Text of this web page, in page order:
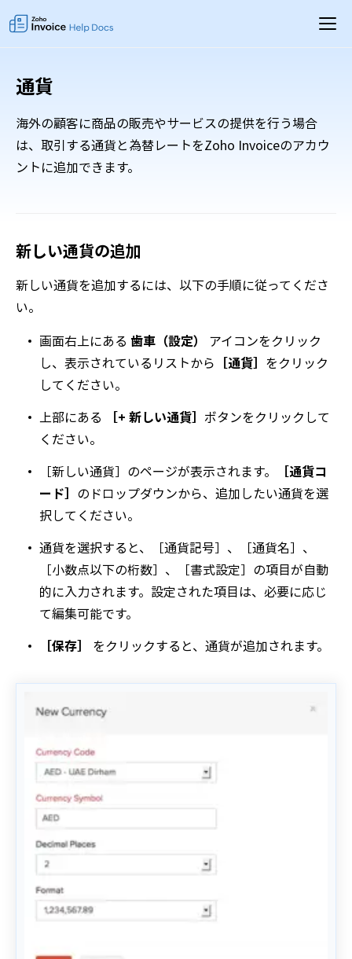
通貨
海外の顧客に商品の販売やサービスの提供を行う場合
は、取引する通貨と為替レートをZoho Invoiceのアカウ
ントに追加できます。
新しい通貨の追加
新しい通貨を追加するには、以下の手順に従ってくださ
い。
画面右上にある 歯車（設定）
アイコンをクリック
し、表示されているリストから ［通貨］ をクリック
してください。
上部にある
［+ 新しい通貨］ ボタンをクリックして
ください。
［新しい通貨］のページが表示されます。
［通貨コ
ード］ のドロップダウンから、追加したい通貨を選
択してください。
通貨を選択すると、［通貨記号］、［通貨名］、
［小数点以下の桁数］、［書式設定］の項目が自動
的に入力されます。設定された項目は、必要に応じ
て編集可能です。
［保存］
をクリックすると、通貨が追加されます。